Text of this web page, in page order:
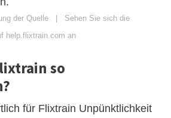
der Quelle | Sehen Sie sich die
help.flixtrain.com an
so
für Flixtrain Unpünktlichkeit